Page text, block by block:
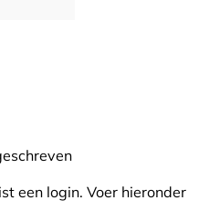
een login. Voer hieronder